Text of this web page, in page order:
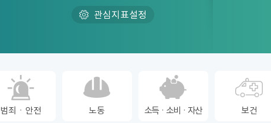
관심지표설정
범죄ㆍ안전 노동 소득ㆍ소비ㆍ자산 보건